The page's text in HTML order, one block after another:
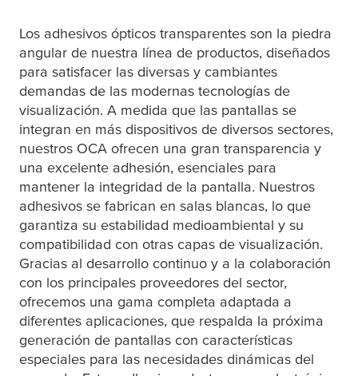
Los adhesivos ópticos transparentes son la piedra
angular de nuestra línea de productos, diseñados
para satisfacer las diversas y cambiantes
demandas de las modernas tecnologías de
visualización. A medida que las pantallas se
integran en más dispositivos de diversos sectores,
nuestros OCA ofrecen una gran transparencia y
una excelente adhesión, esenciales para
mantener la integridad de la pantalla. Nuestros
adhesivos se fabrican en salas blancas, lo que
garantiza su estabilidad medioambiental y su
compatibilidad con otras capas de visualización.
Gracias al desarrollo continuo y a la colaboración
con los principales proveedores del sector,
ofrecemos una gama completa adaptada a
diferentes aplicaciones, que respalda la próxima
generación de pantallas con características
especiales para las necesidades dinámicas del